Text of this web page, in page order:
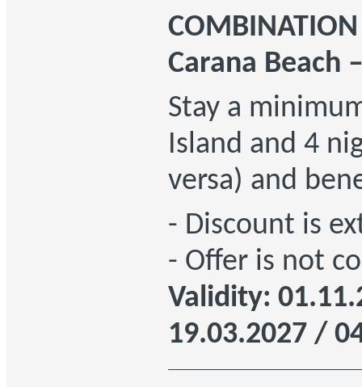
Carana Beach
Stay a
Island and 4
versa) and
- Discount is
- Offer is not
Validity:
19.03.2027 /